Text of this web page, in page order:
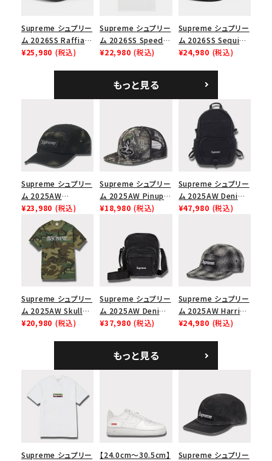
絞り込んで検索する
Supreme シュプリー
ム 2026SS Raffia
Mesh Back 5-Panel
¥25,980 (税込)
Supreme シュプリー
ム 2026SS Speed
Tee スピードTシャツ
¥22,980 (税込)
Supreme シュプリー
ム 2026SS Sequin
Denim Classic
シックロゴ 6パネルキ
ャップ ブラック
¥24,980 (税込)
もっと見る
Supreme シュプリー
ム 2025AW
Overdyed Camp
Cap オーバーダイド
キャンプキャップ ブ
ラック
¥23,980 (税込)
Supreme シュプリー
ム 2025AW Pinup
Mesh Back 5-Panel
ュバック 5パネルキャ
ップ トゥルーティン
バーHTC フォールカ
¥18,980 (税込)
Supreme シュプリー
ム 2025AW Denim
Backpack デニム バ
¥47,980 (税込)
Supreme シュプリー
ム 2025AW Skull
Tee スカル Tシャ
¥20,980 (税込)
Supreme シュプリー
ム 2025AW Denim
Shoulder Bag デニ
¥37,980 (税込)
Supreme シュプリー
ム 2025AW Harris
Tweed Camp Cap
¥24,980 (税込)
もっと見る
Supreme シュプリー 【24.0cm～30.5cm】 Supreme シュプリー